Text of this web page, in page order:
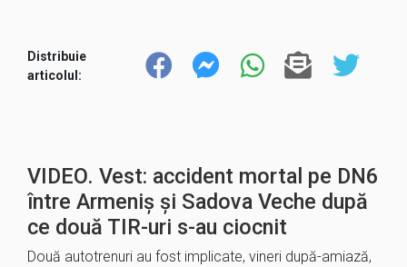
Distribuie
articolul:
VIDEO. Vest: accident mortal pe DN6
între Armeniș și Sadova Veche după
ce două TIR-uri s-au ciocnit
Două autotrenuri au fost implicate, vineri după-amiază,